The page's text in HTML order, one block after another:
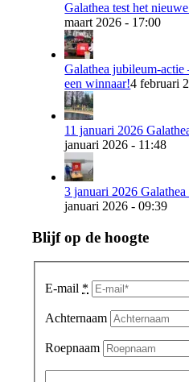
Galathea test het
maart 2026 - 17:00
Galathea jubileum-
een winnaar!4 februari
11 januari 2026
januari 2026 - 11:48
3 januari 2026
januari 2026 - 09:39
Blijf op de hoogte
E-mail *
Achternaam
Roepnaam